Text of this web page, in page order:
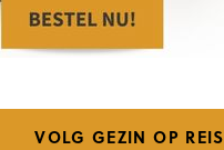
VOLG GEZIN OP REIS